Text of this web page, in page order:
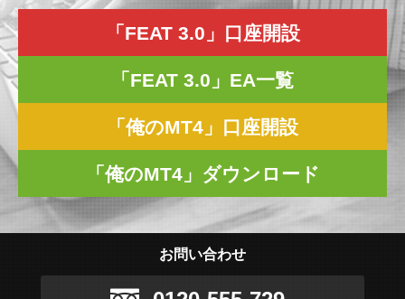
「FEAT 3.0」口座開設
「FEAT 3.0」EA一覧
「俺のMT4」口座開設
「俺のMT4」ダウンロード
お問い合わせ